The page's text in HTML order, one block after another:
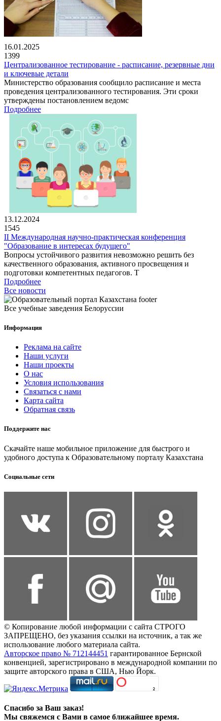
16.01.2025
1399
Централизованное тестирование - расписание, резервные дни
и ключевые детали
Министерство образования сообщило расписание и места
проведения централизованного тестирования. Эти сроки
утверждены постановлением ведомс
Подробнее
13.12.2024
1545
II Международная научно-практическая конференция
"Образование в интересах будущего"
Вопросы устойчивого развития невозможно решить без
качественного образования, активного просвещения и
подготовки компетентных педагогов. Т
Подробнее
Все новости
Все учебные заведения Белоруссии
Информация
Реклама на сайте
Наши услуги
Наши проекты
О нас
Условия использования
Связаться с нами
Карта сайта
Обратная связь
Поддержите нас
Скачайте наше мобильное приложение для быстрого и
удобного доступа к Образовательному порталу Казахстана
Социальные сети
© Копирование любой информации с сайта СТРОГО
ЗАПРЕЩЕНО, без указания ссылки на источник, а так же
использование любого материала сайта.
Авторское право № 712144451 гарантированное Бернской
конвенцией, зарегистрировано в международной компании по
защите авторского права в США, Нью Йорк.
Спасибо за Ваш заказ!
Мы свяжемся с Вами в самое ближайшее время.